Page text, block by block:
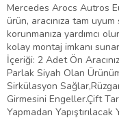
Mercedes Arocs Autros
ürün, aracınıza tam
korunmanıza yardımcı
kolay montaj imkanı
İçeriği: 2 Adet Ön
Parlak Siyah Olan
Sirkülasyon
Girmesini Engeller.Çift
Yapmadan